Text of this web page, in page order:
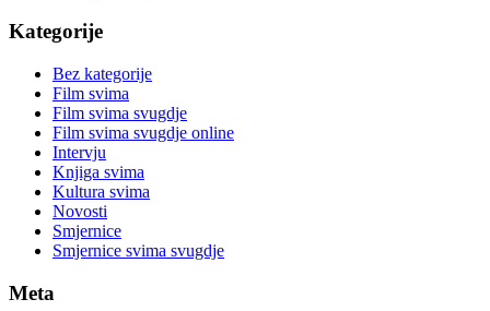
Kategorije
Bez kategorije
Film svima
Film svima svugdje
Film svima svugdje online
Intervju
Knjiga svima
Kultura svima
Novosti
Smjernice
Smjernice svima svugdje
Meta